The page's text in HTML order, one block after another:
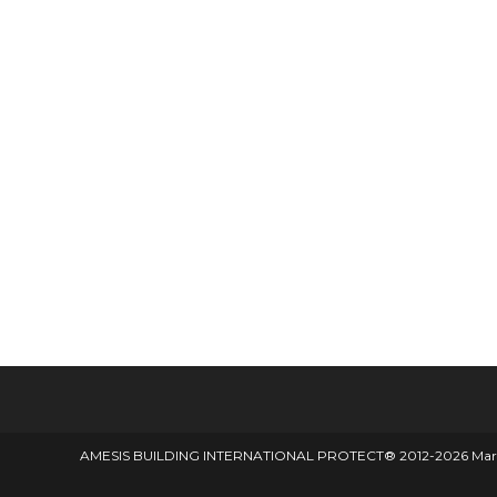
AMESIS BUILDING INTERNATIONAL PROTECT® 2012-2026